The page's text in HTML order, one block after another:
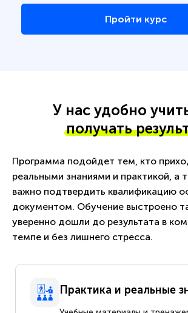
Пройти курс
У нас удобно
получать
Программа подойдет тем, кто
реальными знаниями и практикой, а
важно подтвердить квалификацию
документом. Обучение выстроено
уверенно дошли до результата в
темпе и без лишнего стресса.
Практика и реальные